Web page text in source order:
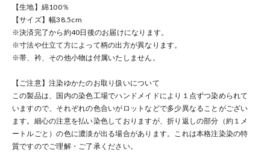
【生地】綿100％
【サイズ】幅38.5cm
※決済完了から約40日後のお届けになります。
※寸法や仕立て方によって柄の出方が異なります。
※帯、衿、その他小物は付属いたしません。
【ご注意】注染ゆかたのお取り扱いについて
この製品は、国内の染色工場でハンドメイドにより１点ずつ染められて
いますので、それぞれの色合いがロットなどで多少異なることがござい
ます。細心の注意を払い染色しておりますが、折り返しの部分（約１メ
ートルごと）の色に濃淡が出る場合があります。これは本格注染染の特
質ですのでご理解・ご了承ください。